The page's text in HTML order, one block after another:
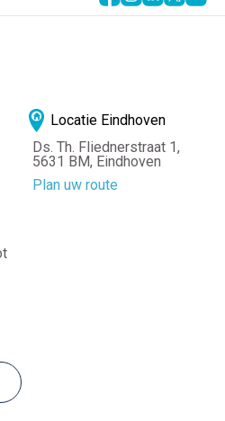
Locatie Eindhoven
Ds. Th. Fliednerstraat 1,
5631 BM, Eindhoven
Plan uw route